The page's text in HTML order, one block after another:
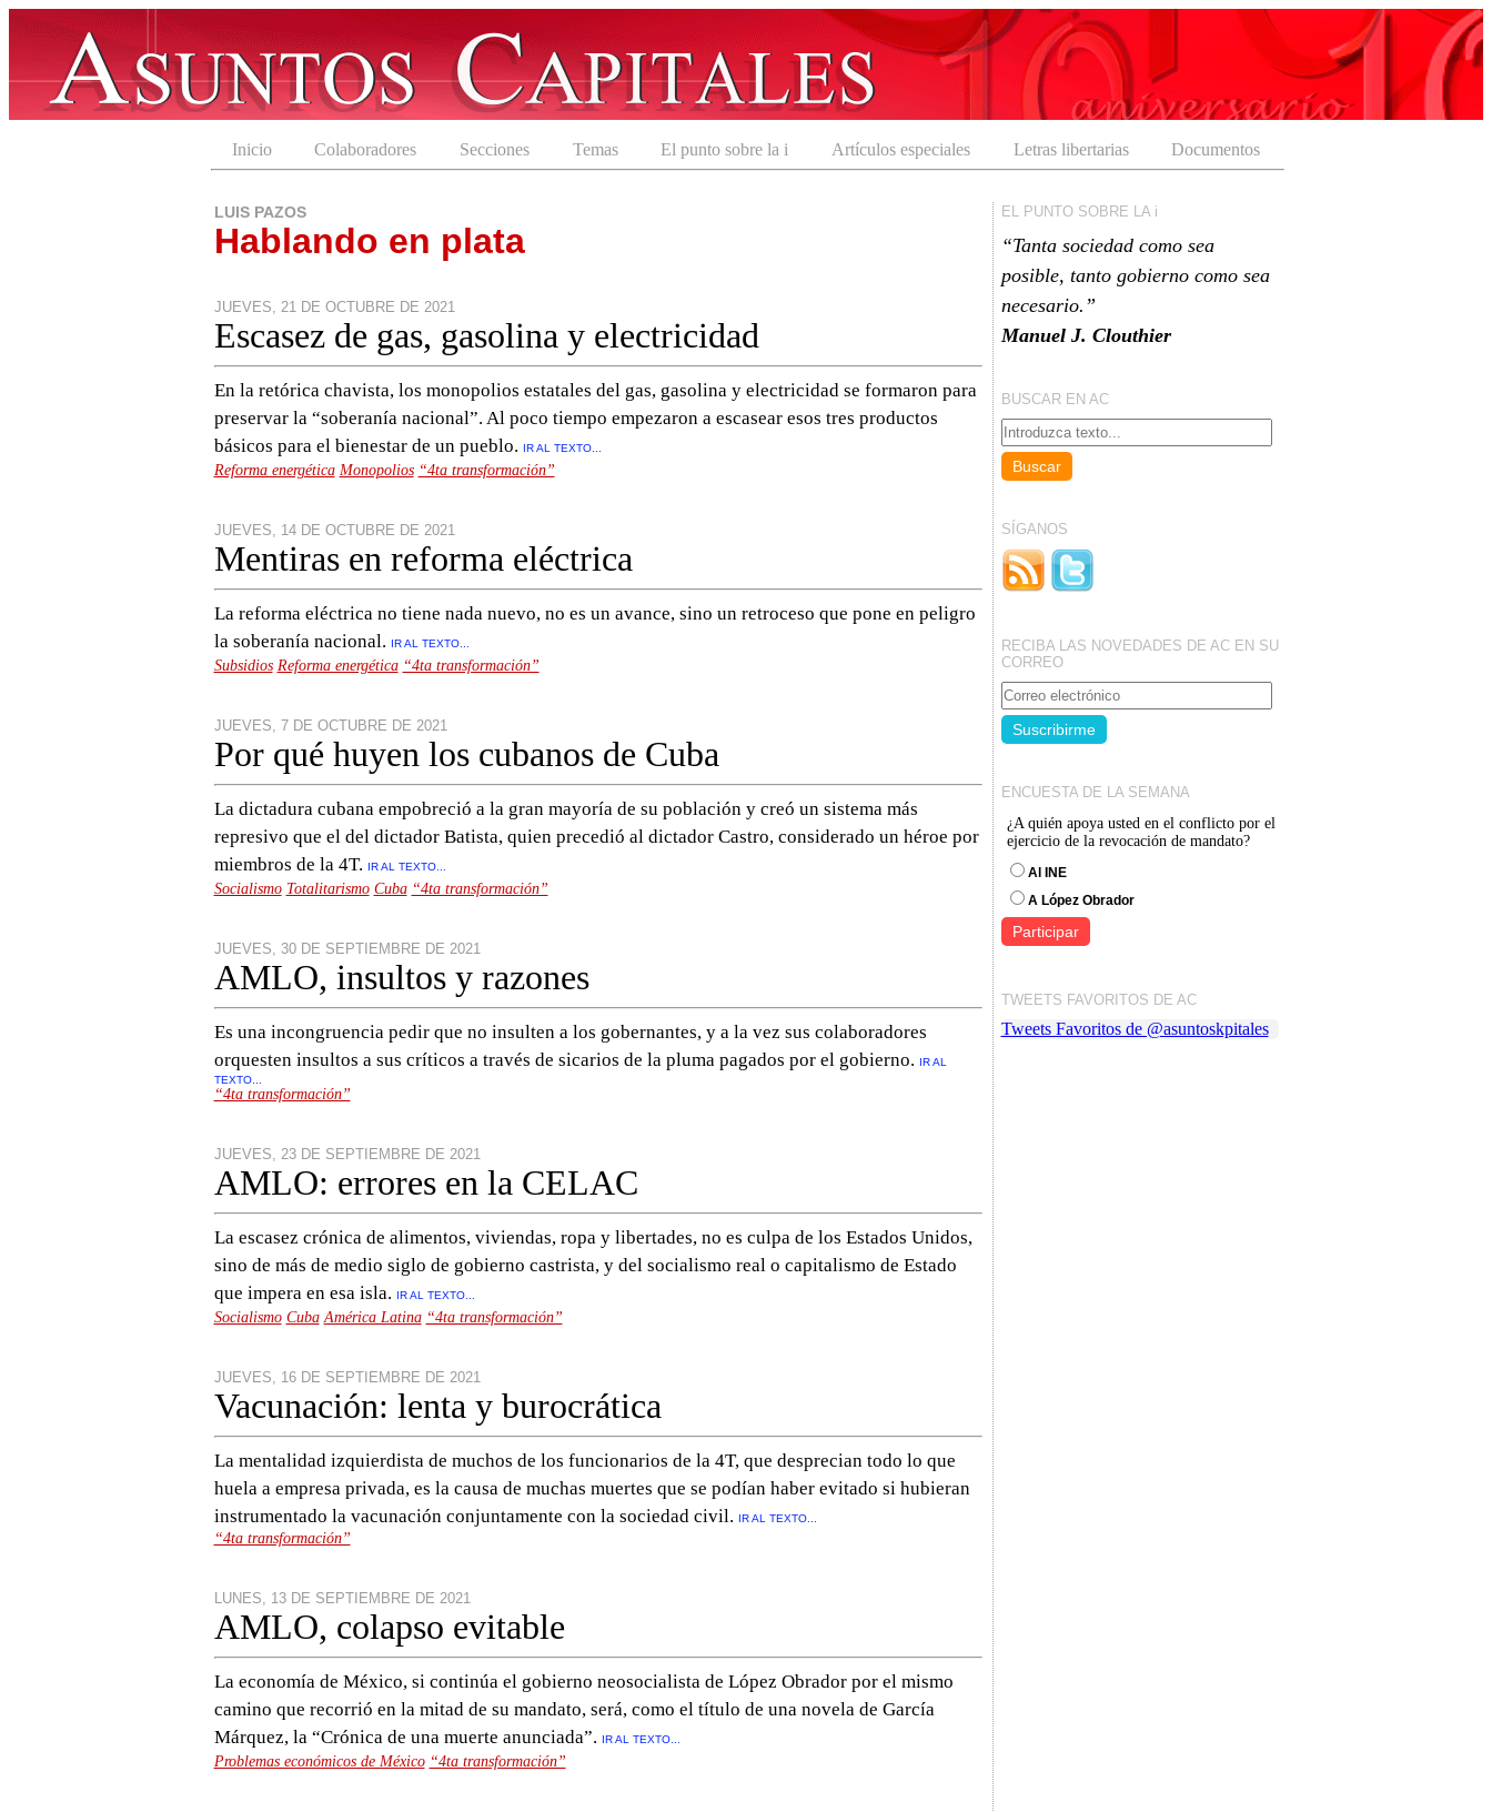
Inicio Colaboradores Secciones Temas El punto sobre la i Artículos especiales Letras libertarias Documentos
LUIS PAZOS
Hablando en plata
JUEVES, 21 DE OCTUBRE DE 2021
Escasez de gas, gasolina y electricidad
En la retórica chavista, los monopolios estatales del gas, gasolina y electricidad se formaron para
preservar la “soberanía nacional”. Al poco tiempo empezaron a escasear esos tres productos
básicos para el bienestar de un pueblo. IR AL TEXTO...
Reforma energética Monopolios “4ta transformación”
JUEVES, 14 DE OCTUBRE DE 2021
Mentiras en reforma eléctrica
La reforma eléctrica no tiene nada nuevo, no es un avance, sino un retroceso que pone en peligro
la soberanía nacional. IR AL TEXTO...
Subsidios Reforma energética “4ta transformación”
JUEVES, 7 DE OCTUBRE DE 2021
Por qué huyen los cubanos de Cuba
La dictadura cubana empobreció a la gran mayoría de su población y creó un sistema más
represivo que el del dictador Batista, quien precedió al dictador Castro, considerado un héroe por
miembros de la 4T. IR AL TEXTO...
Socialismo Totalitarismo Cuba “4ta transformación”
JUEVES, 30 DE SEPTIEMBRE DE 2021
AMLO, insultos y razones
Es una incongruencia pedir que no insulten a los gobernantes, y a la vez sus colaboradores
orquesten insultos a sus críticos a través de sicarios de la pluma pagados por el gobierno. IR AL
TEXTO...
“4ta transformación”
JUEVES, 23 DE SEPTIEMBRE DE 2021
AMLO: errores en la CELAC
La escasez crónica de alimentos, viviendas, ropa y libertades, no es culpa de los Estados Unidos,
sino de más de medio siglo de gobierno castrista, y del socialismo real o capitalismo de Estado
que impera en esa isla. IR AL TEXTO...
Socialismo Cuba América Latina “4ta transformación”
JUEVES, 16 DE SEPTIEMBRE DE 2021
Vacunación: lenta y burocrática
La mentalidad izquierdista de muchos de los funcionarios de la 4T, que desprecian todo lo que
huela a empresa privada, es la causa de muchas muertes que se podían haber evitado si hubieran
instrumentado la vacunación conjuntamente con la sociedad civil. IR AL TEXTO...
“4ta transformación”
LUNES, 13 DE SEPTIEMBRE DE 2021
AMLO, colapso evitable
La economía de México, si continúa el gobierno neosocialista de López Obrador por el mismo
camino que recorrió en la mitad de su mandato, será, como el título de una novela de García
Márquez, la “Crónica de una muerte anunciada”. IR AL TEXTO...
Problemas económicos de México “4ta transformación”
EL PUNTO SOBRE LA i
“Tanta sociedad como sea
posible, tanto gobierno como sea
necesario.”
Manuel J. Clouthier
BUSCAR EN AC
SÍGANOS
RECIBA LAS NOVEDADES DE AC EN SU
CORREO
ENCUESTA DE LA SEMANA
¿A quién apoya usted en el conflicto por el
ejercicio de la revocación de mandato?
Al INE
A López Obrador
TWEETS FAVORITOS DE AC
Tweets Favoritos de @asuntoskpitales